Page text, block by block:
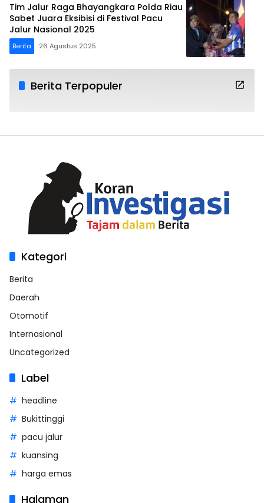
Tim Jalur Raga Bhayangkara Polda Riau
Sabet Juara Eksibisi di Festival Pacu
Jalur Nasional 2025
Berita 26 Agustus 2025
Berita Terpopuler
Kategori
Berita
Daerah
Otomotif
Internasional
Uncategorized
Label
headline
Bukittinggi
pacu jalur
kuansing
harga emas
Halaman